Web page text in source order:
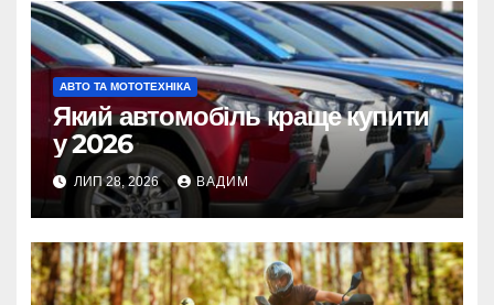
АВТО ТА МОТОТЕХНІКА
Який автомобіль краще купити
у 2026
ЛИП 28, 2026 ВАДИМ